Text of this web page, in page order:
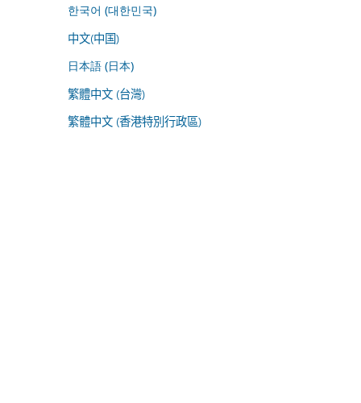
한국어 (대한민국)
中文(中国)
日本語 (日本)
繁體中文 (台灣)
繁體中文 (香港特別行政區)